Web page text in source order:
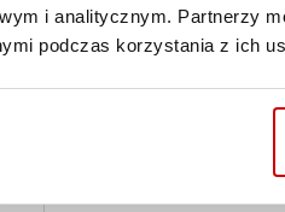
i analitycznym. Partnerzy
podczas korzystania z ich